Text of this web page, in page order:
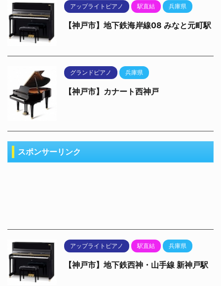
アップライトピアノ 駅直結 兵庫県
【神戸市】地下鉄海岸線08 みなと元町駅
グランドピアノ 兵庫県
【神戸市】カナート西神戸
スポンサーリンク
アップライトピアノ 駅直結 兵庫県
【神戸市】地下鉄西神・山手線 新神戸駅